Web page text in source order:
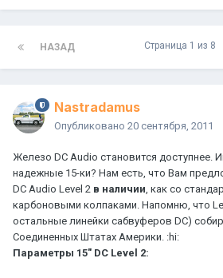
НАЗАД Страница 1 из 8
Nastradamus
Опубликовано 20 сентября, 2011
Железо DC Audio становится доступнее.
надежные 15-ки? Нам есть, что Вам
DC Audio Level 2 в наличии, как со
карбоновыми колпаками. Напомню, что
остальные линейки сабвуферов DC)
Соединенных Штатах Америки. :hi:
Параметры 15" DC Level 2: